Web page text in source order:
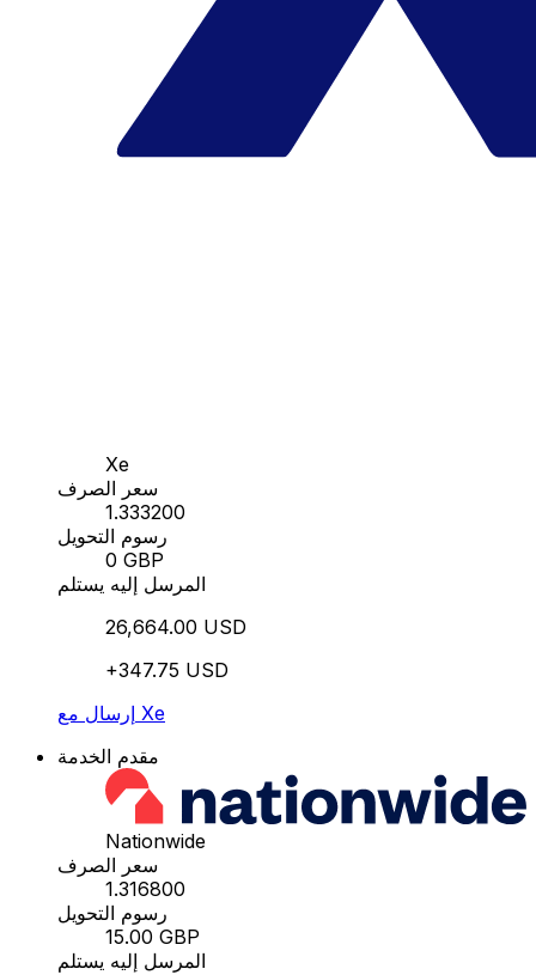
Xe
سعر الصرف
1.333200
رسوم التحويل
0 GBP
المرسل إليه يستلم
26,664.00 USD
+347.75 USD
إرسال مع Xe
مقدم الخدمة
Nationwide
سعر الصرف
1.316800
رسوم التحويل
15.00 GBP
المرسل إليه يستلم